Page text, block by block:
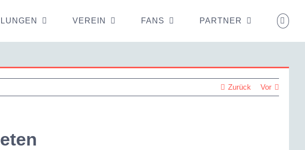
VEREIN FANS PARTNER
Zurück Vor